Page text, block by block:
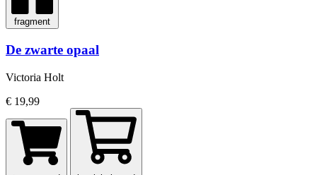
fragment
De zwarte opaal
Victoria Holt
€ 19,99